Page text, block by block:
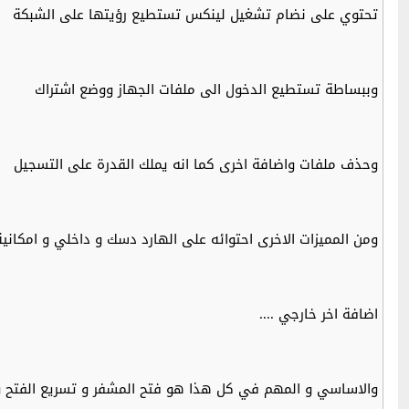
تحتوي على نضام تشغيل لينكس تستطيع رؤيتها على الشبكة
وببساطة تستطيع الدخول الى ملفات الجهاز ووضع اشتراك
وحذف ملفات واضافة اخرى كما انه يملك القدرة على التسجيل
ومن المميزات الاخرى احتوائه على الهارد دسك و داخلي و
اضافة اخر خارجي ....
والاساسي و المهم في كل هذا هو فتح المشفر و تسريع الفتح